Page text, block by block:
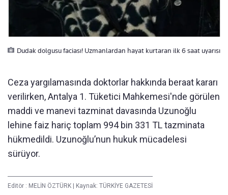
Dudak dolgusu faciası! Uzmanlardan hayat kurtaran ilk 6 saat uyarısı
Ceza yargılamasında doktorlar hakkında beraat kararı
verilirken, Antalya 1. Tüketici Mahkemesi'nde görülen
maddi ve manevi tazminat davasında Uzunoğlu
lehine faiz hariç toplam 994 bin 331 TL tazminata
hükmedildi. Uzunoğlu’nun hukuk mücadelesi
sürüyor.
Editör : MELİN ÖZTÜRK Kaynak: TÜRKİYE GAZETESİ